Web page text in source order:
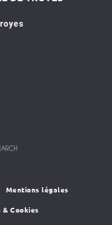
Mentions légales
Cookies